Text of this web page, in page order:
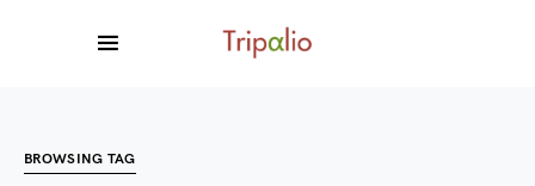
BROWSING TAG